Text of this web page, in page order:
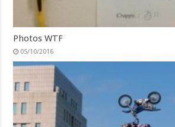
Photos WTF
05/10/2016